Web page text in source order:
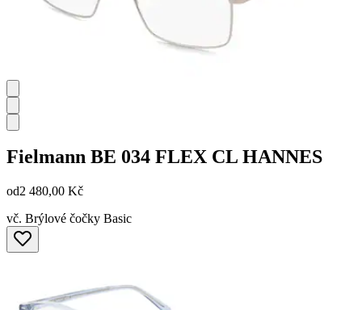
Fielmann BE 034 FLEX CL HANNES
od2 480,00 Kč
vč. Brýlové čočky Basic